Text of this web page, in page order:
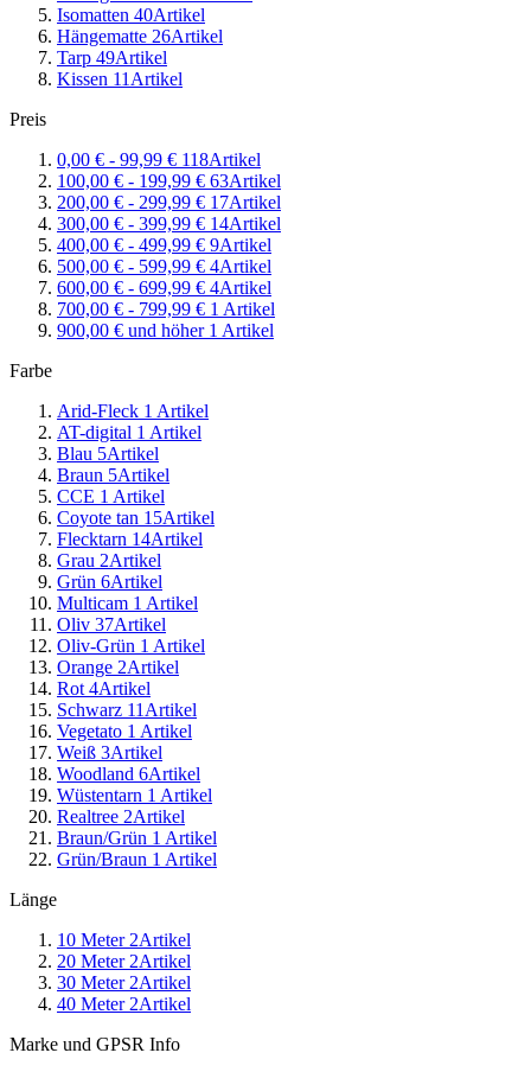
Isomatten 40Artikel
Hängematte 26Artikel
Tarp 49Artikel
Kissen 11 Artikel
Preis
0,00 € - 99,99 € 118Artikel
100,00 € - 199,99 € 63Artikel
200,00 € - 299,99 € 17Artikel
300,00 € - 399,99 € 14Artikel
400,00 € - 499,99 € 9Artikel
500,00 € - 599,99 € 4Artikel
600,00 € - 699,99 € 4Artikel
700,00 € - 799,99 € 1 Artikel
900,00 € und höher1 Artikel
Farbe
Arid-Fleck 1 Artikel
AT-digital 1 Artikel
Blau 5Artikel
Braun 5Artikel
CCE 1 Artikel
Coyote tan 15Artikel
Flecktarn 14Artikel
Grau 2Artikel
Grün 6Artikel
Multicam 1 Artikel
Oliv 37Artikel
Oliv-Grün 1 Artikel
Orange 2Artikel
Rot 4Artikel
Schwarz 11 Artikel
Vegetato 1 Artikel
Weiß 3Artikel
Woodland 6Artikel
Wüstentarn 1 Artikel
Realtree 2Artikel
Braun/Grün 1 Artikel
Grün/Braun 1 Artikel
Länge
10 Meter2Artikel
20 Meter2Artikel
30 Meter2Artikel
40 Meter2Artikel
Marke und GPSR Info